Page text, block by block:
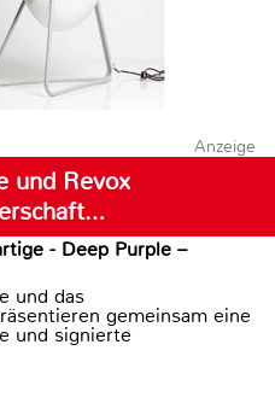
Anzeige
und Revox
- Deep Purple –
und das
gemeinsam eine
und signierte